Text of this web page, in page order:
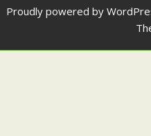
Proudly powered by